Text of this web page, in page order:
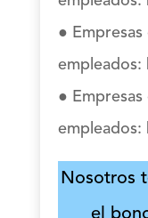
●
empleados:
●
empleados:
Nosotros
el